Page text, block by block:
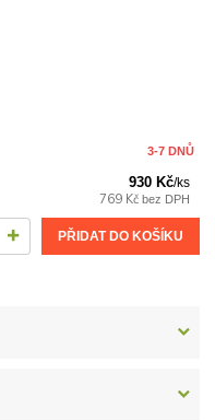
930 Kč/ks
769 Kč bez DPH
3-7 DNŮ
PŘIDAT DO KOŠÍKU